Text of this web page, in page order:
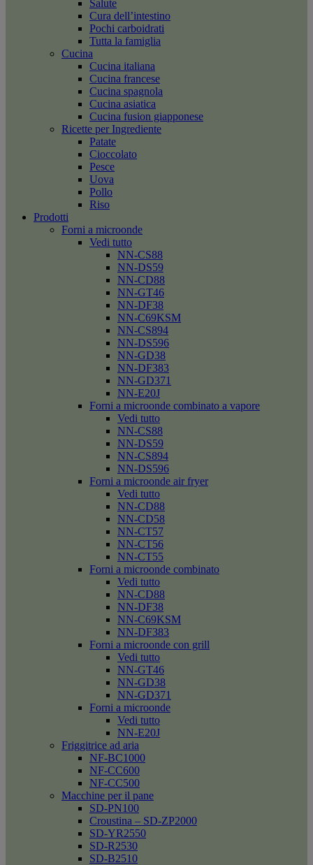
Salute
Cura dell’intestino
Pochi carboidrati
Tutta la famiglia
Cucina
Cucina italiana
Cucina francese
Cucina spagnola
Cucina asiatica
Cucina fusion giapponese
Ricette per Ingrediente
Patate
Cioccolato
Pesce
Uova
Pollo
Riso
Prodotti
Forni a microonde
Vedi tutto
NN-CS88
NN-DS59
NN-CD88
NN-GT46
NN-DF38
NN-C69KSM
NN-CS894
NN-DS596
NN-GD38
NN-DF383
NN-GD371
NN-E20J
Forni a microonde combinato a vapore
Vedi tutto
NN-CS88
NN-DS59
NN-CS894
NN-DS596
Forni a microonde air fryer
Vedi tutto
NN-CD88
NN-CD58
NN-CT57
NN-CT56
NN-CT55
Forni a microonde combinato
Vedi tutto
NN-CD88
NN-DF38
NN-C69KSM
NN-DF383
Forni a microonde con grill
Vedi tutto
NN-GT46
NN-GD38
NN-GD371
Forni a microonde
Vedi tutto
NN-E20J
Friggitrice ad aria
NF-BC1000
NF-CC600
NF-CC500
Macchine per il pane
SD-PN100
Croustina – SD-ZP2000
SD-YR2550
SD-R2530
SD-B2510